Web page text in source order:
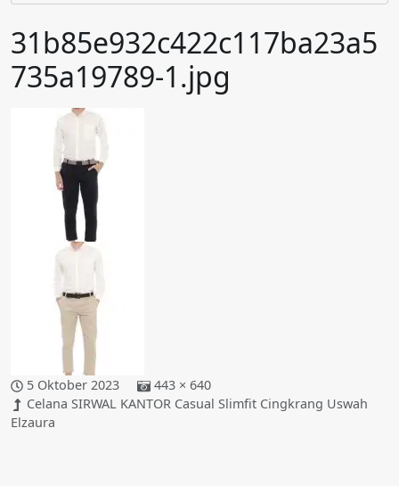
31b85e932c422c117ba23a5
735a19789-1.jpg
5 Oktober 2023
443 × 640
Celana SIRWAL KANTOR Casual Slimfit Cingkrang Uswah
Elzaura